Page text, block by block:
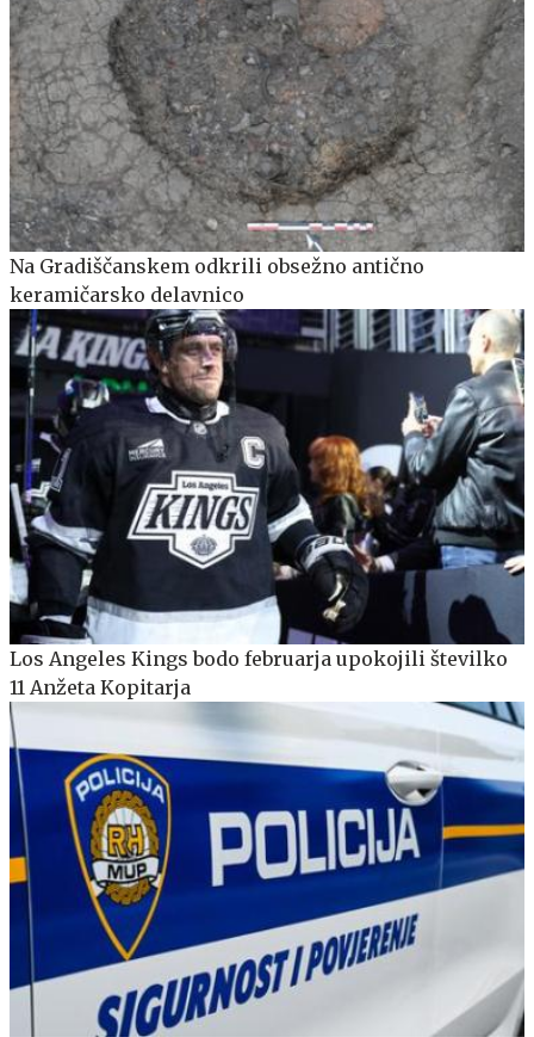
Na Gradiščanskem odkrili obsežno antično
keramičarsko delavnico
Los Angeles Kings bodo februarja upokojili številko
11 Anžeta Kopitarja